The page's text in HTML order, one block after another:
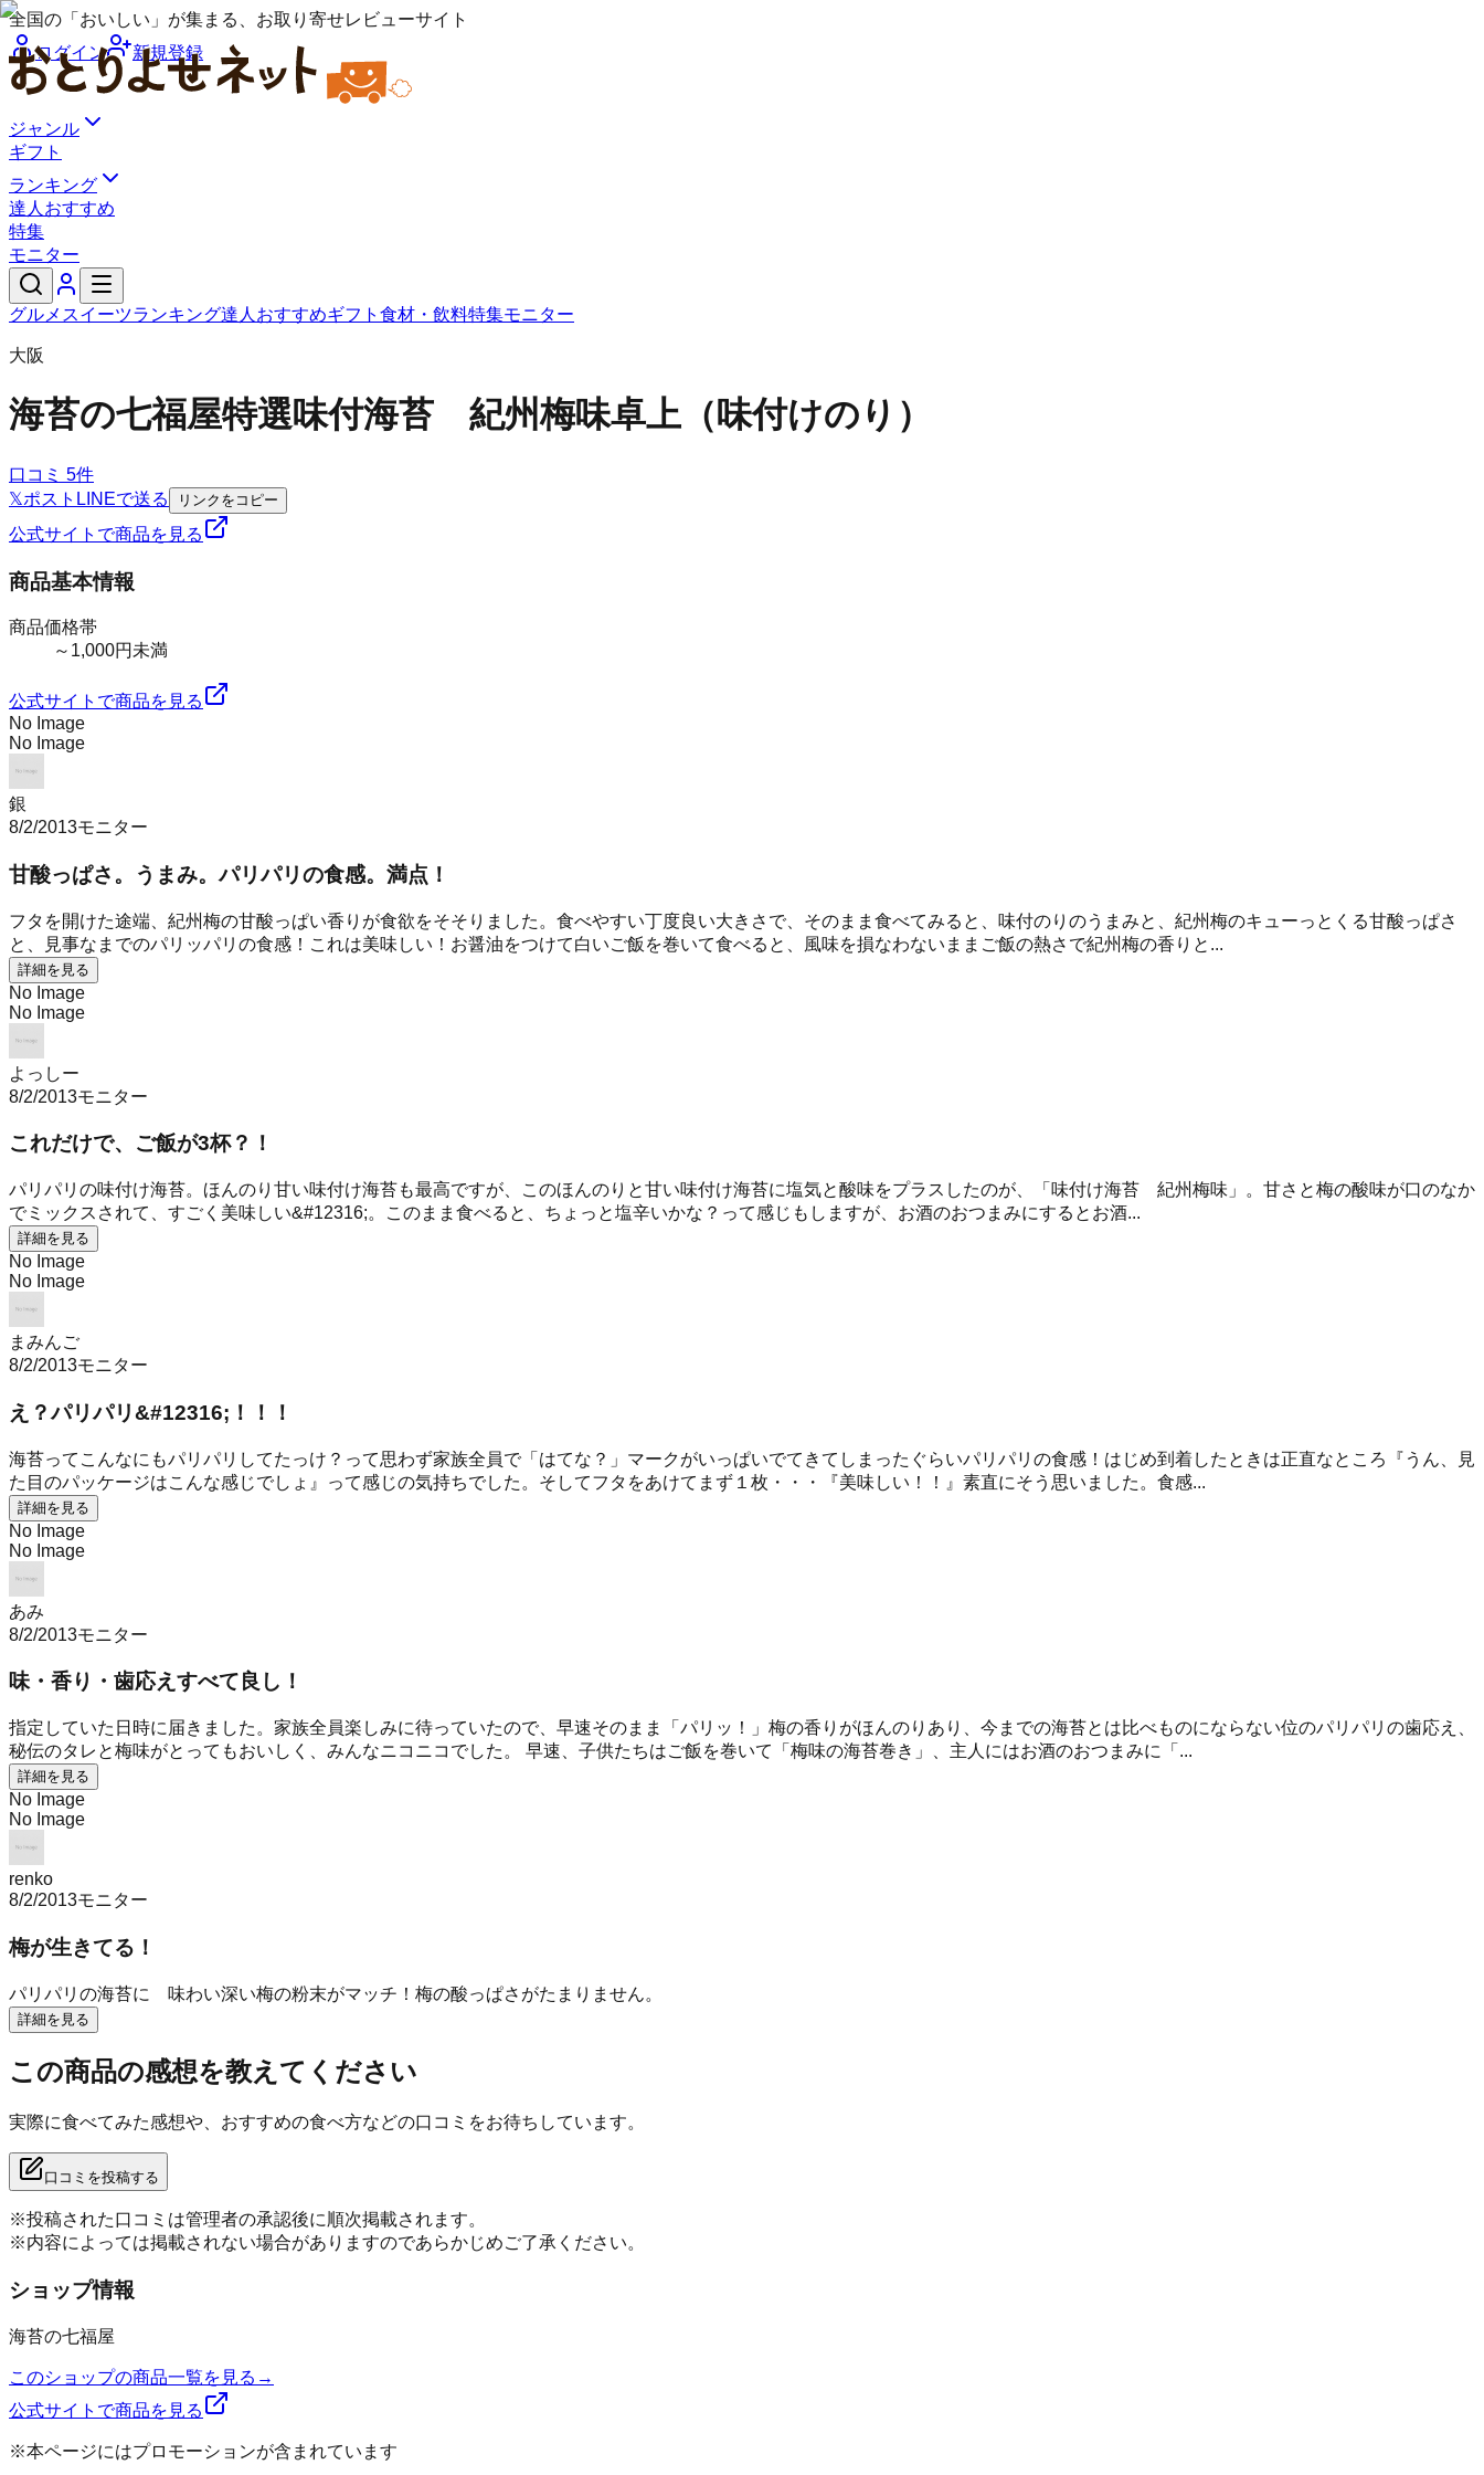
全国の「おいしい」が集まる、お取り寄せレビューサイト
ログイン
新規登録
ジャンル
ギフト
ランキング
達人おすすめ
特集
モニター
グルメ スイーツランキング達人おすすめギフト 食材・飲料特集モニター
大阪
海苔の七福屋特選味付海苔 紀州梅味卓上（味付けのり）
口コミ 5件
𝕏ポスト LINEで送る リンクをコピー
公式サイトで商品を見る
商品基本情報
商品価格帯
～1,000円未満
公式サイトで商品を見る
No Image
No Image
銀
8/2/2013モニター
甘酸っぱさ。うまみ。パリパリの食感。満点！
フタを開けた途端、紀州梅の甘酸っぱい香りが食欲をそそりました。食べやすい丁度良い大きさで、そのまま食べてみると、味付のりのうまみと、紀州梅のキューっとくる甘酸っぱさ
と、見事なまでのパリッパリの食感！これは美味しい！お醤油をつけて白いご飯を巻いて食べると、風味を損なわないままご飯の熱さで紀州梅の香りと...
詳細を見る
No Image
No Image
よっしー
8/2/2013モニター
これだけで、ご飯が3杯？！
パリパリの味付け海苔。ほんのり甘い味付け海苔も最高ですが、このほんのりと甘い味付け海苔に塩気と酸味をプラスしたのが、「味付け海苔 紀州梅味」。甘さと梅の酸味が口のなか
でミックスされて、すごく美味しい&#12316;。このまま食べると、ちょっと塩辛いかな？って感じもしますが、お酒のおつまみにするとお酒...
詳細を見る
No Image
No Image
まみんご
8/2/2013モニター
え？パリパリ&#12316;！！！
海苔ってこんなにもパリパリしてたっけ？って思わず家族全員で「はてな？」マークがいっぱいでてきてしまったぐらいパリパリの食感！はじめ到着したときは正直なところ『うん、見
た目のパッケージはこんな感じでしょ』って感じの気持ちでした。そしてフタをあけてまず１枚・・・『美味しい！！』素直にそう思いました。食感...
詳細を見る
No Image
No Image
あみ
8/2/2013モニター
味・香り・歯応えすべて良し！
指定していた日時に届きました。家族全員楽しみに待っていたので、早速そのまま「パリッ！」梅の香りがほんのりあり、今までの海苔とは比べものにならない位のパリパリの歯応え、
秘伝のタレと梅味がとってもおいしく、みんなニコニコでした。 早速、子供たちはご飯を巻いて「梅味の海苔巻き」、主人にはお酒のおつまみに「...
詳細を見る
No Image
No Image
renko
8/2/2013モニター
梅が生きてる！
パリパリの海苔に 味わい深い梅の粉末がマッチ！梅の酸っぱさがたまりません。
詳細を見る
この商品の感想を教えてください
実際に食べてみた感想や、おすすめの食べ方などの口コミをお待ちしています。
口コミを投稿する
※投稿された口コミは管理者の承認後に順次掲載されます。
※内容によっては掲載されない場合がありますのであらかじめご了承ください。
ショップ情報
海苔の七福屋
このショップの商品一覧を見る →
公式サイトで商品を見る
※本ページにはプロモーションが含まれています